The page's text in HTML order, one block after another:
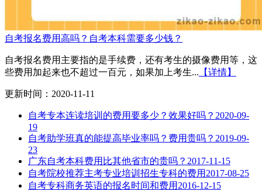
自考报名费用高吗？自考本科需要多少钱？
自考报名费用主要指的是手续费，还有考生的摄像费用等，这
些费用加起来也不超过一百元，如果加上考生... 【详情】
更新时间：2020-11-11
自考专本连读培训的费用要多少？效果好吗？ 2020-09-
19
自考助学班真的能提高毕业率吗？费用贵吗？ 2019-09-
23
广东自考本科费用比其他省市的贵吗？ 2017-11-15
自考院校推荐主考专业培训招生专科的费用 2017-08-25
自考专科商务英语的报名时间和费用 2016-12-15